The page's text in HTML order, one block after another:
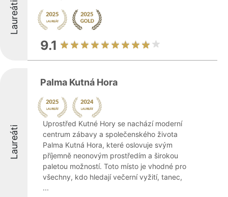
Laureáti
9.1
Laureáti
Palma Kutná Hora
Uprostřed Kutné Hory se nachází moderní
centrum zábavy a společenského života
Palma Kutná Hora, které oslovuje svým
příjemně neonovým prostředím a širokou
paletou možností. Toto místo je vhodné pro
všechny, kdo hledají večerní vyžití, tanec,
...